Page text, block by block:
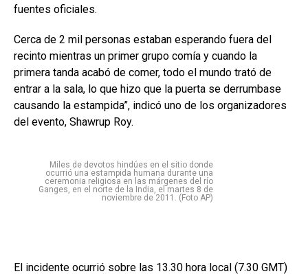
fuentes oficiales.
Cerca de 2 mil personas estaban esperando fuera del
recinto mientras un primer grupo comía y cuando la
primera tanda acabó de comer, todo el mundo trató de
entrar a la sala, lo que hizo que la puerta se derrumbase
causando la estampida”, indicó uno de los organizadores
del evento, Shawrup Roy.
Miles de devotos hindúes en el sitio donde
ocurrió una estampida humana durante una
ceremonia religiosa en las márgenes del río
Ganges, en el norte de la India, el martes 8 de
noviembre de 2011. (Foto AP)
El incidente ocurrió sobre las 13.30 hora local (7.30 GMT)